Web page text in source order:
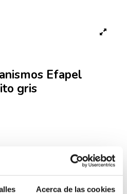
Acerca de las cookies
Efapel
gris